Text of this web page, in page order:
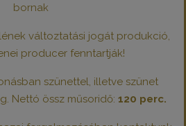
bornak
változtatási jogát produkció,
producer fenntartják!
szünettel, illetve szünet
Nettó össz műsoridő: 120 perc.